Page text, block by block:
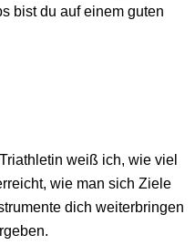
bist du auf einem guten
weiß ich, wie viel
wie man sich Ziele
dich weiterbringen